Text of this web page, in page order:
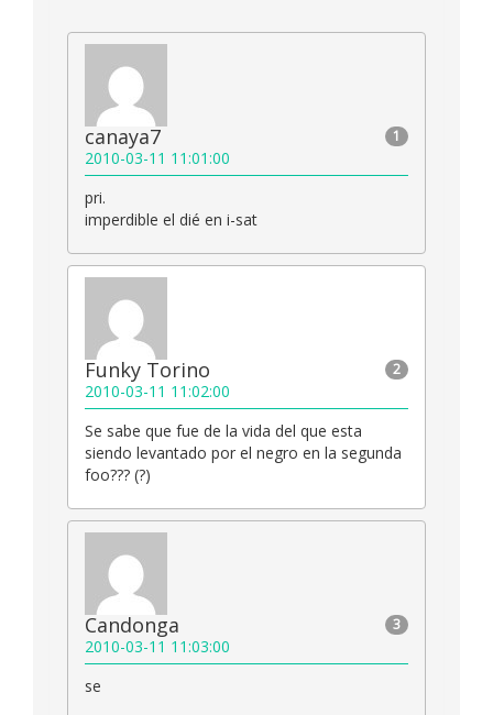
1
canaya7
2010-03-11 11:01:00
pri.
imperdible el dié en i-sat
2
Funky Torino
2010-03-11 11:02:00
Se sabe que fue de la vida del que esta
siendo levantado por el negro en la segunda
foo??? (?)
3
Candonga
2010-03-11 11:03:00
se